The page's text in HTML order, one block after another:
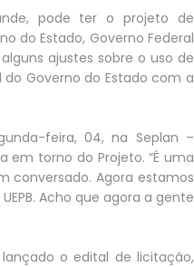
pode ter o projeto de
do Estado, Governo Federal
ajustes sobre o uso de
Governo do Estado com a
feira, 04, na Seplan –
torno do Projeto. “É uma
conversado. Agora estamos
Acho que agora a gente
o edital de licitação,